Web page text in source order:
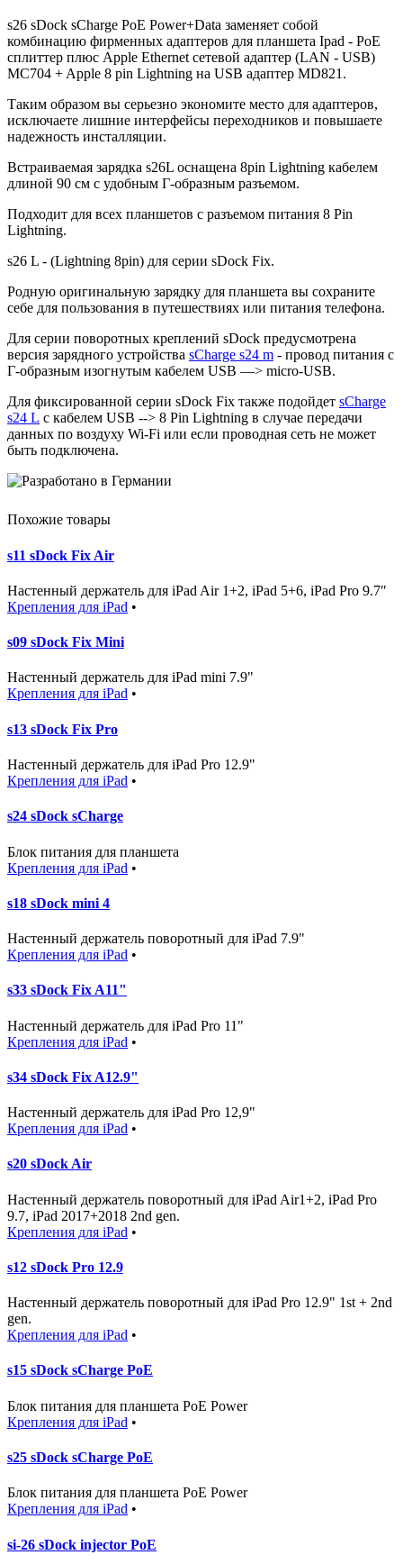
s26 sDock sCharge PoE Power+Data заменяет собой
комбинацию фирменных адаптеров для планшета Ipad - PoE
сплиттер плюс Apple Ethernet сетевой адаптер (LAN - USB)
MC704 + Apple 8 pin Lightning на USB адаптер MD821.
Таким образом вы серьезно экономите место для адаптеров,
исключаете лишние интерфейсы переходников и повышаете
надежность инсталляции.
Встраиваемая зарядка s26L оснащена 8pin Lightning кабелем
длиной 90 см с удобным Г-образным разъемом.
Подходит для всех планшетов с разъемом питания 8 Pin
Lightning.
s26 L - (Lightning 8pin) для серии sDock Fix.
Родную оригинальную зарядку для планшета вы сохраните
себе для пользования в путешествиях или питания телефона.
Для серии поворотных креплений sDock предусмотрена
версия зарядного устройства sCharge s24 m - провод питания с
Г-образным изогнутым кабелем USB —> micro-USB.
Для фиксированной серии sDock Fix также подойдет sCharge
s24 L с кабелем USB --> 8 Pin Lightning в случае передачи
данных по воздуху Wi-Fi или если проводная сеть не может
быть подключена.
Похожие товары
s11 sDock Fix Air
Настенный держатель для iPad Air 1+2, iPad 5+6, iPad Pro 9.7″
Крепления для iPad •
s09 sDock Fix Mini
Настенный держатель для iPad mini 7.9"
Крепления для iPad •
s13 sDock Fix Pro
Настенный держатель для iPad Pro 12.9"
Крепления для iPad •
s24 sDock sCharge
Блок питания для планшета
Крепления для iPad •
s18 sDock mini 4
Настенный держатель поворотный для iPad 7.9"
Крепления для iPad •
s33 sDock Fix A11"
Настенный держатель для iPad Pro 11"
Крепления для iPad •
s34 sDock Fix A12.9"
Настенный держатель для iPad Pro 12,9"
Крепления для iPad •
s20 sDock Air
Настенный держатель поворотный для iPad Air1+2, iPad Pro
9.7, iPad 2017+2018 2nd gen.
Крепления для iPad •
s12 sDock Pro 12.9
Настенный держатель поворотный для iPad Pro 12.9" 1st + 2nd
gen.
Крепления для iPad •
s15 sDock sCharge PoE
Блок питания для планшета PoE Power
Крепления для iPad •
s25 sDock sCharge PoE
Блок питания для планшета PoE Power
Крепления для iPad •
si-26 sDock injector PoE